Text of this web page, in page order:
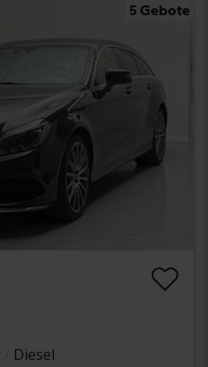
5 Gebote
Diesel